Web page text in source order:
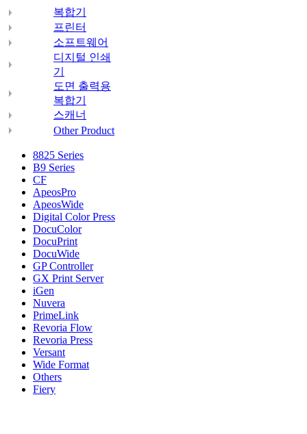
복합기
프린터
소프트웨어
디지털 인쇄
기
도면 출력용
복합기
스캐너
Other Product
8825 Series
B9 Series
CF
ApeosPro
ApeosWide
Digital Color Press
DocuColor
DocuPrint
DocuWide
GP Controller
GX Print Server
iGen
Nuvera
PrimeLink
Revoria Flow
Revoria Press
Versant
Wide Format
Others
Fiery